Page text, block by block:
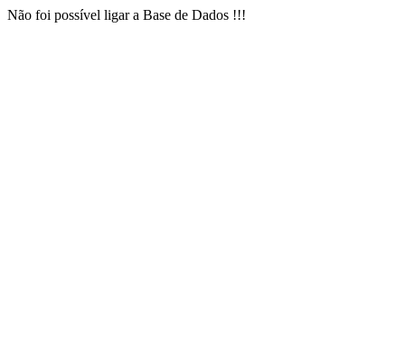
Não foi possível ligar a Base de Dados !!!